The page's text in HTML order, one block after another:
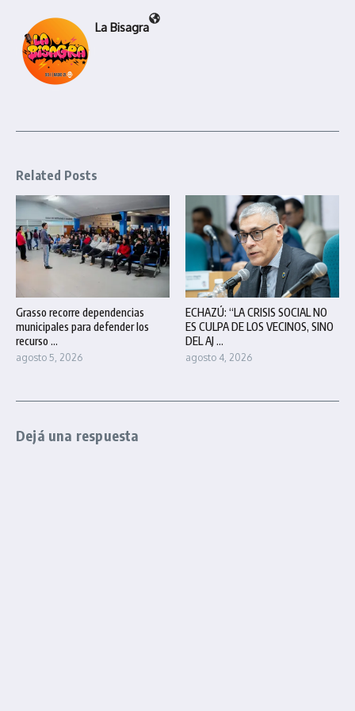
La Bisagra
Related Posts
Grasso recorre dependencias
municipales para defender los
recurso ...
agosto 5, 2026
ECHAZÚ: “LA CRISIS SOCIAL NO
ES CULPA DE LOS VECINOS, SINO
DEL AJ ...
agosto 4, 2026
Dejá una respuesta